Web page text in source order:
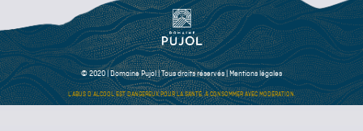
© 2020 | Domaine Pujol | Tous droits réservés |Mentions légales
L’ABUS D’ALCOOL EST DANGEREUX POUR LA SANTÉ. À CONSOMMER AVEC MODÉRATION.